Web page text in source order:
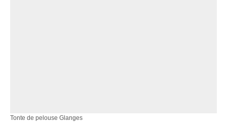
Tonte de pelouse Glanges